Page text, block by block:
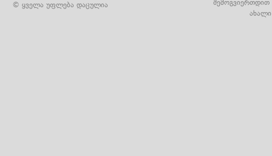
© ყველა უფლება დაცულია
შემოგვიერთდით
ახალი